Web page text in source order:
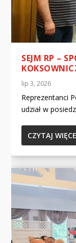
SEJM RP –
lip 3, 2026
Reprezentanci
udział w
CZYTAJ